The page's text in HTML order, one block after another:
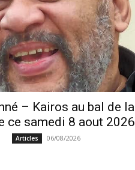
– Kairos au bal de la
ce samedi 8 aout 2026
Articles 06/08/2026